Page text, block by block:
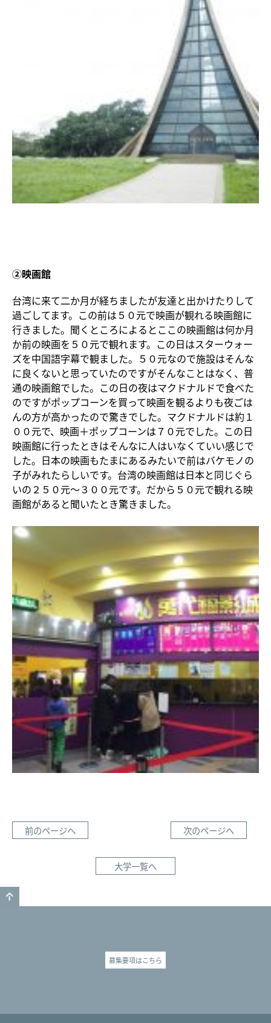
②映画館
台湾に来て二か月が経ちましたが友達と出かけたりして
過ごしてます。この前は５０元で映画が観れる映画館に
行きました。聞くところによるとここの映画館は何か月
か前の映画を５０元で観れます。この日はスターウォー
ズを中国語字幕で観ました。５０元なので施設はそんな
に良くないと思っていたのですがそんなことはなく、普
通の映画館でした。この日の夜はマクドナルドで食べた
のですがポップコーンを買って映画を観るよりも夜ごは
んの方が高かったので驚きでした。マクドナルドは約１
００元で、映画＋ポップコーンは７０元でした。この日
映画館に行ったときはそんなに人はいなくていい感じで
した。日本の映画もたまにあるみたいで前はバケモノの
子がみれたらしいです。台湾の映画館は日本と同じぐら
いの２５０元～３００元です。だから５０元で観れる映
画館があると聞いたとき驚きました。
前のページへ 次のページへ
大学一覧へ
募集要項はこちら